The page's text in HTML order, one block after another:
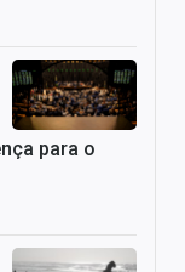
para o